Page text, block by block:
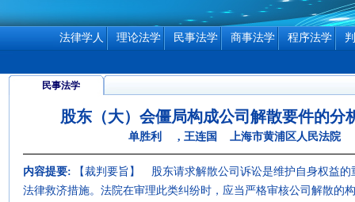
法律学人 理论法学 民事法学 商事法学 程序法学
民事法学
股东（大）会僵局构成公司解散要件的分
单胜利 , 王连国 上海市黄浦区人民法院
内容提要:
【裁判要旨】 股东请求解散公司诉讼是维护自身权益
法律救济措施。法院在审理此类纠纷时，应当严格审核公司解散的